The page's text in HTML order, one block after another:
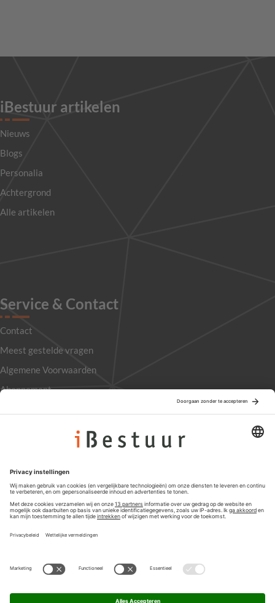
iBestuur artikelen
Nieuws
Blogs
Personalia
Achtergrond
Alle artikelen
Service & Contact
Contact
Meest gestelde vragen
Algemene Voorwaarden
Abonnement
Privacyinstellingen